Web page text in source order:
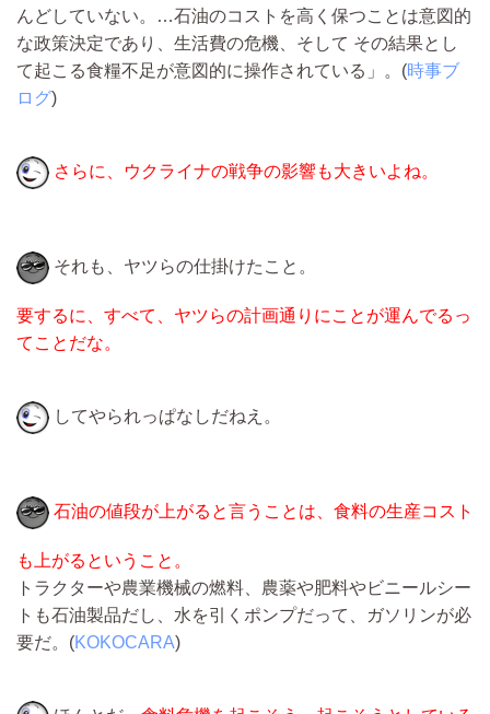
んどしていない。…石油のコストを高く保つことは意図的
な政策決定であり、生活費の危機、そして その結果とし
て起こる食糧不足が意図的に操作されている」。(時事ブ
ログ)
さらに、ウクライナの戦争の影響も大きいよね。
それも、ヤツらの仕掛けたこと。
要するに、すべて、ヤツらの計画通りにことが運んでるっ
てことだな。
してやられっぱなしだねえ。
石油の値段が上がると言うことは、食料の生産コスト
も上がるということ。
トラクターや農業機械の燃料、農薬や肥料やビニールシー
トも石油製品だし、水を引くポンプだって、ガソリンが必
要だ。(KOKOCARA)